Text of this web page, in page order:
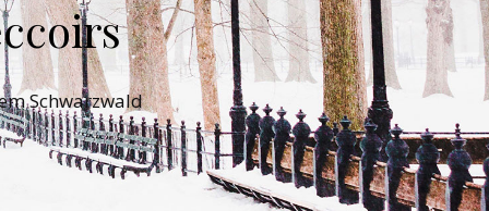
Schwarzwald